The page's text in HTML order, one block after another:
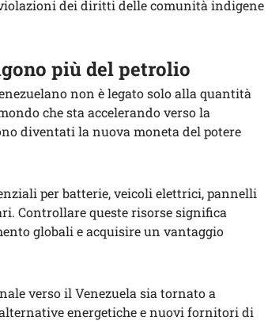
dei diritti delle comunità indigene
più del petrolio
non è legato solo alla quantità
che sta accelerando verso la
diventati la nuova moneta del potere
per batterie, veicoli elettrici, pannelli
Controllare queste risorse significa
globali e acquisire un vantaggio
verso il Venezuela sia tornato a
energetiche e nuovi fornitori di